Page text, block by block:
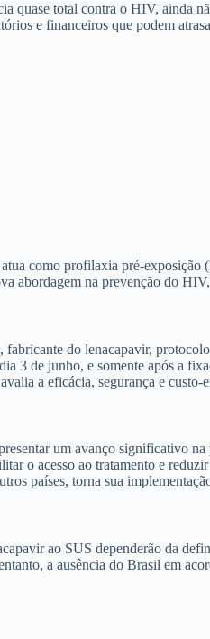
quase total contra o HIV, ainda
e financeiros que podem
como profilaxia pré-
abordagem na prevenção do
do lenacapavir,
3 de junho, e somente após a
a eficácia, segurança e
um avanço significativo
o acesso ao tratamento e
países, torna sua
ao SUS dependerão da
a ausência do Brasil em